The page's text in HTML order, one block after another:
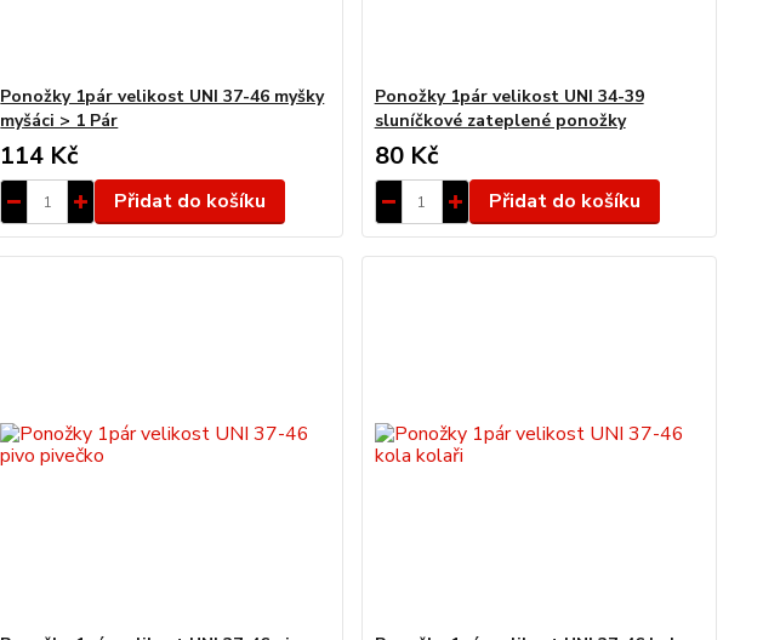
Ponožky 1pár velikost UNI 37-46 myšky
myšáci > 1 Pár
114 Kč
Přidat do košíku
Ponožky 1pár velikost UNI 34-39
sluníčkové zateplené ponožky
80 Kč
Přidat do košíku